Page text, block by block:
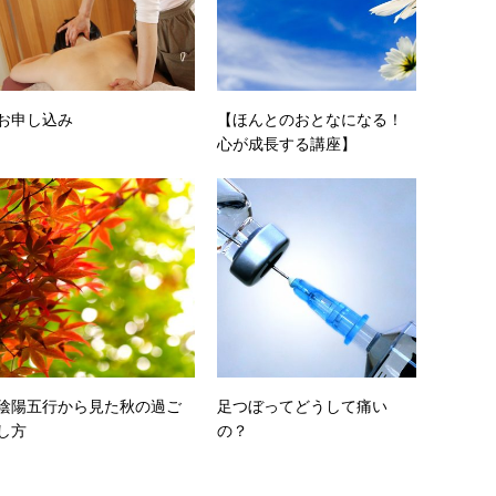
申し込み
【ほんとのおとなになる！
心が成長する講座】
陽五行から見た秋の過ご
方
足つぼってどうして痛い
の？